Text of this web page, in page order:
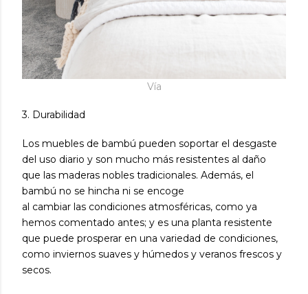
Vía
3. Durabilidad
Los muebles de bambú pueden soportar el desgaste
del uso diario y son mucho más resistentes al daño
que las maderas nobles tradicionales. Además, el
bambú no se hincha ni se encoge
al cambiar las condiciones atmosféricas, como ya
hemos comentado antes; y es una planta resistente
que puede prosperar en una variedad de condiciones,
como inviernos suaves y húmedos y veranos frescos y
secos.